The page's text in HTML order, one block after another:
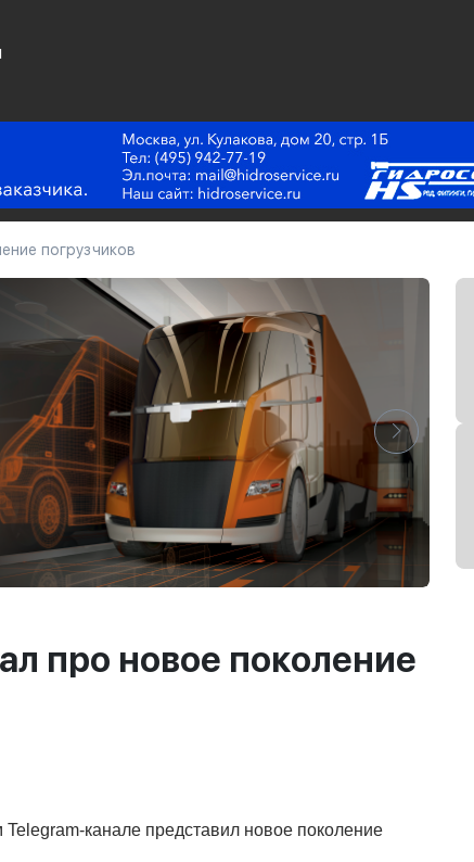
погрузчиков
про новое поколение
канале представил новое поколение